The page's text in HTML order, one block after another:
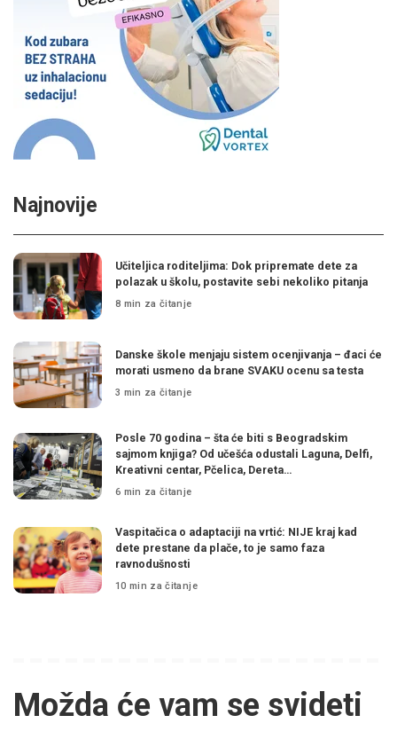
Najnovije
Učiteljica roditeljima: Dok pripremate dete za
polazak u školu, postavite sebi nekoliko pitanja
8 min za čitanje
Danske škole menjaju sistem ocenjivanja – đaci će
morati usmeno da brane SVAKU ocenu sa testa
3 min za čitanje
Posle 70 godina – šta će biti s Beogradskim
sajmom knjiga? Od učešća odustali Laguna, Delfi,
Kreativni centar, Pčelica, Dereta…
6 min za čitanje
Vaspitačica o adaptaciji na vrtić: NIJE kraj kad
dete prestane da plače, to je samo faza
ravnodušnosti
10 min za čitanje
Možda će vam se svideti